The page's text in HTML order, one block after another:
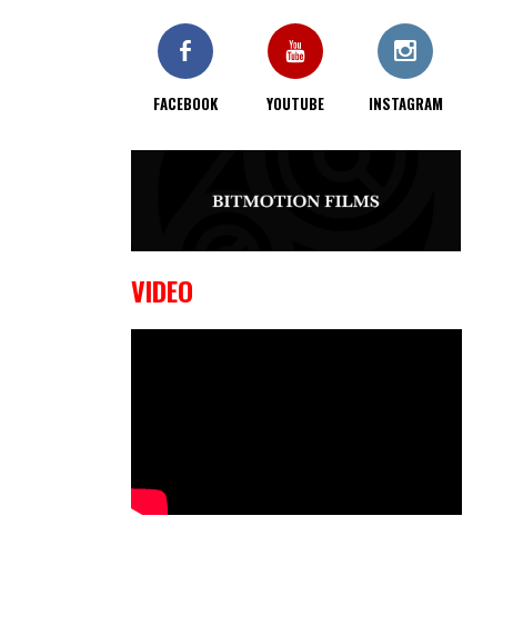
interviews hier
9 OKTOBER, 2023
Alvi Dasuyev
gemaakt is…
9 OKTOBER, 2023
CWA Lowlands 7
FACEBOOK YOUTUBE INSTAGRAM
VIDEO